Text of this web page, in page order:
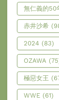
無仁義的50
赤井沙希
2024 (83)
OZAWA
極惡女王
WWE (61)